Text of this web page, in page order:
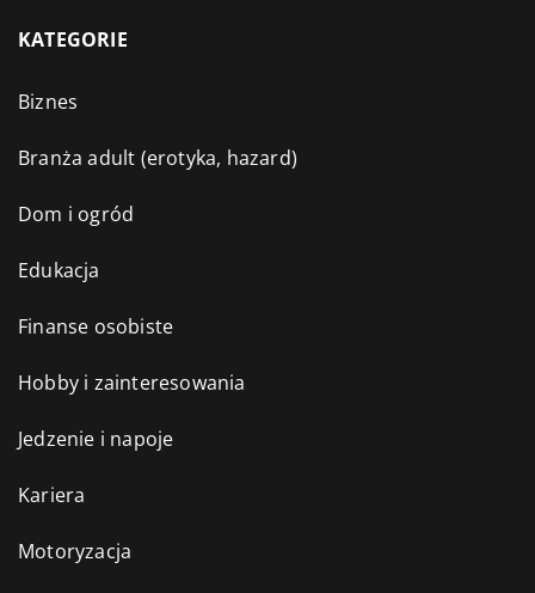
KATEGORIE
Biznes
Branża adult (erotyka, hazard)
Dom i ogród
Edukacja
Finanse osobiste
Hobby i zainteresowania
Jedzenie i napoje
Kariera
Motoryzacja